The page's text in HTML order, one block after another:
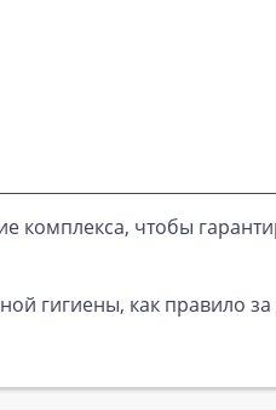
комплекса, чтобы
гигиены, как правило